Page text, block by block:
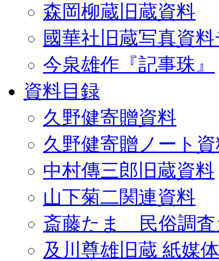
森岡柳蔵旧蔵資料
國華社旧蔵写真資
今泉雄作『記事珠』
資料目録
久野健寄贈資料
久野健寄贈ノート
中村傳三郎旧蔵資料
山下菊二関連資料
斎藤たま 民俗調査
及川尊雄旧蔵 紙媒